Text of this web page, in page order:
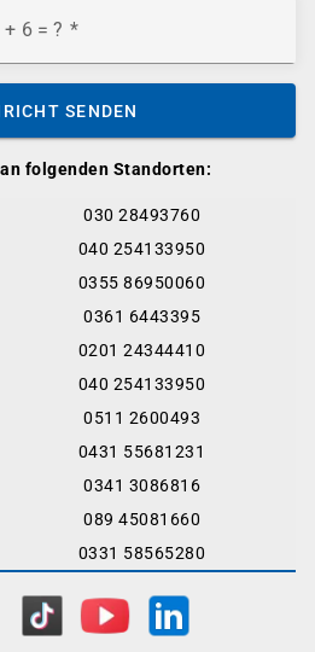
folgenden Standorten:
030 28493760
040 254133950
0355 86950060
0361 6443395
0201 24344410
040 254133950
0511 2600493
0431 55681231
0341 3086816
089 45081660
0331 58565280
6 = ?
SENDEN